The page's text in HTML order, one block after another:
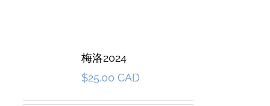
梅洛2024
$25.00 CAD